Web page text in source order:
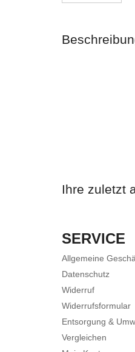
Ihre zuletzt
SERVICE
Allgemeine
Datenschutz
Widerruf
Widerrufsformular
Entsorgung &
Vergleichen